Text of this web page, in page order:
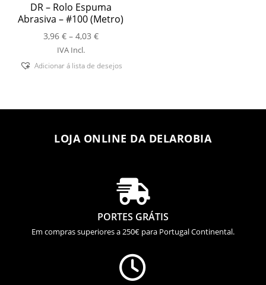
DR – Rolo Espuma
Abrasiva – #100 (Metro)
3,96 € – 4,03 €Price
3,96 €
through
IVA Incl.
Adicionar á lista de desejos
LOJA ONLINE DA DELAROBIA

PORTES GRÁTIS
Em compras superiores a 250€ para Portugal Continental.
